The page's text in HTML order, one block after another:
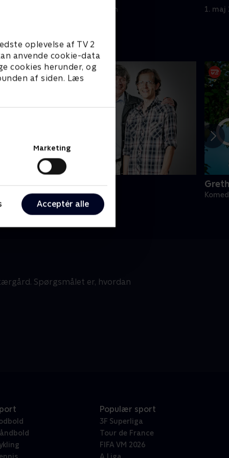
oplevelse af TV 2
anvende cookie-data
cookies herunder, og
af siden. Læs
Marketing
Acceptér alle
1. maj 2023 • 21 min
der
1. maj
& Columbo
• 1 sæsoner
Spørgsmålet er, hvordan
Populær sport
3F Superliga
Tour de France
FIFA VM 2026